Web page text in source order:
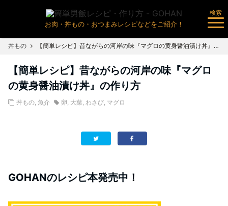
お肉・丼もの・おつまみレシピなどをご紹介！
検索
丼もの 【簡単レシピ】昔ながらの河岸の味『マグロの黄身醤油漬け丼』の作り方
【簡単レシピ】昔ながらの河岸の味『マグロ
の黄身醤油漬け丼』の作り方
丼もの, 魚介 卵, 大葉, わさび, マグロ
GOHANのレシピ本発売中！